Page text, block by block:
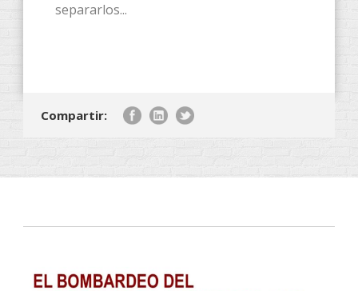
separarlos...
Compartir: